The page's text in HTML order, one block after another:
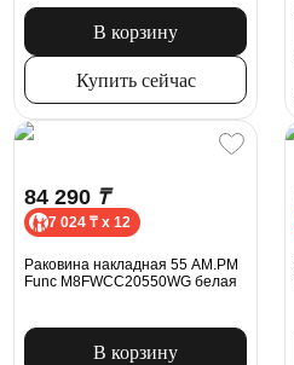
В корзину
Купить сейчас
84 290 ₸
7 024 ₸ x 12
Раковина накладная 55 AM.PM
Func M8FWCC20550WG белая
В корзину